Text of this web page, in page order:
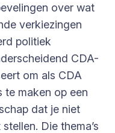
over wat
verkiezingen
politiek
CDA-
om als CDA
te maken op een
dat je niet
Die thema’s